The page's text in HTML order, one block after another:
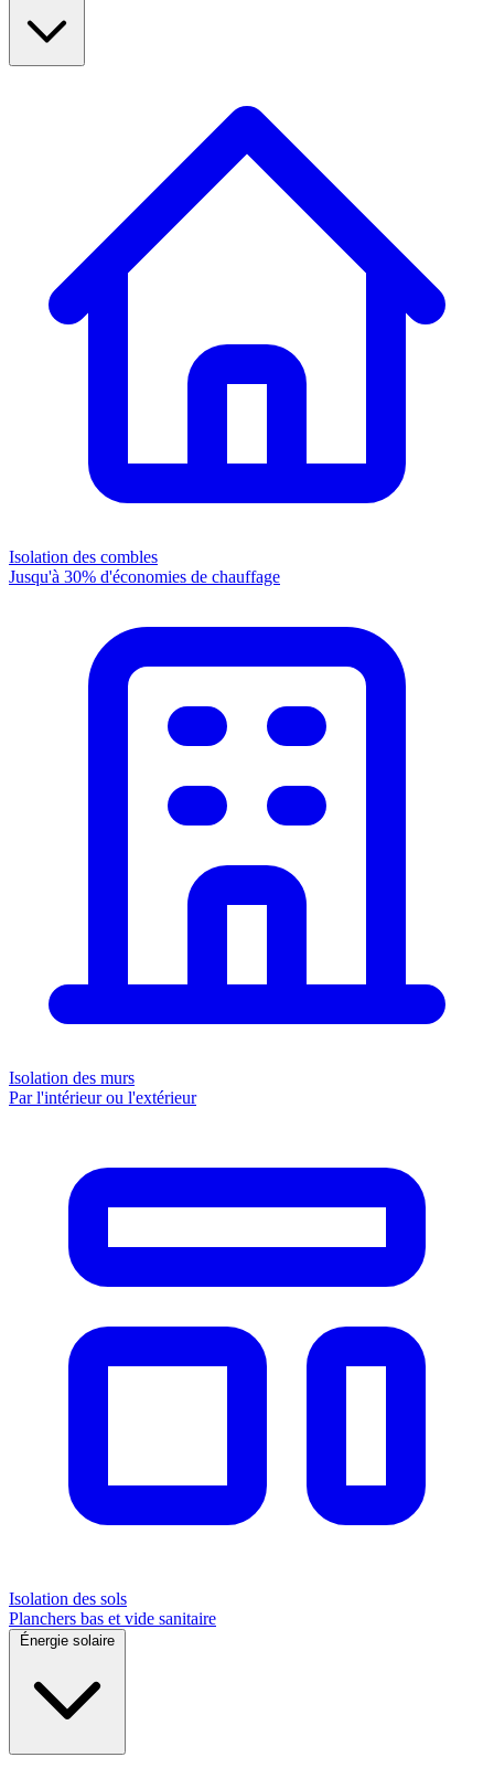
Isolation des combles
Jusqu'à 30% d'économies de chauffage
Isolation des murs
Par l'intérieur ou l'extérieur
Isolation des sols
Planchers bas et vide sanitaire